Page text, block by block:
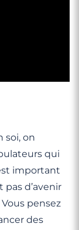
soi, on
qui
important
d’avenir
pensez
des